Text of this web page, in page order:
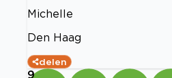
Michelle
Den Haag
delen
9